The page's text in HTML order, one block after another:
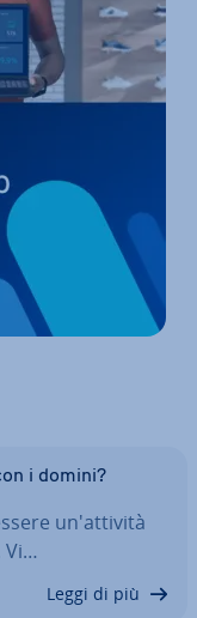
i domini?
un'at­ti­vi­tà
Vi…
Leggi di più